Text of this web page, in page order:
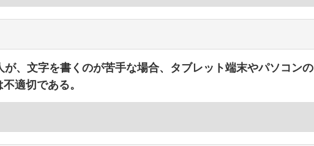
が、文字を書くのが苦手な場合、タブレット端末やパソコンの
適切である。